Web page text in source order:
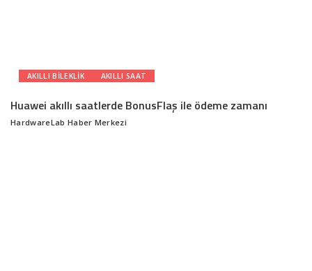
AKILLI BILEKLIK AKILLI SAAT
Huawei akıllı saatlerde BonusFlaş ile ödeme zamanı
Posted
HardwareLab Haber Merkezi